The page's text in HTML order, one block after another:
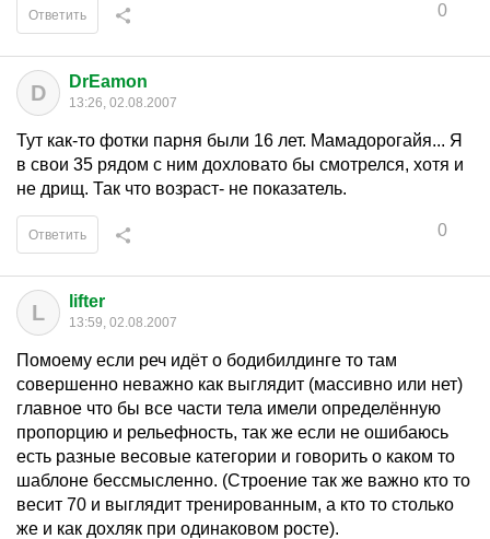
0
Ответить
D DrEamon
13:26, 02.08.2007
Тут как-то фотки парня были 16 лет. Мамадорогайя... Я
в свои 35 рядом с ним дохловато бы смотрелся, хотя и
не дрищ. Так что возраст- не показатель.
0
Ответить
L lifter
13:59, 02.08.2007
Помоему если реч идёт о бодибилдинге то там
совершенно неважно как выглядит (массивно или нет)
главное что бы все части тела имели определённую
пропорцию и рельефность, так же если не ошибаюсь
есть разные весовые категории и говорить о каком то
шаблоне бессмысленно. (Строение так же важно кто то
весит 70 и выглядит тренированным, а кто то столько
же и как дохляк при одинаковом росте).